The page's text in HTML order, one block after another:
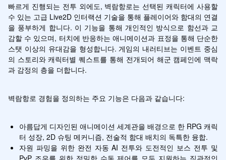
빠르게 진행되는 전투 외에도, 벽람항로는 선택된 캐릭터에 사용할
수 있는 고급 Live2D 인터랙션 기술을 통해 플레이어와 함대의 연결
을 풍부하게 합니다. 이 기능을 통해 개인적인 방식으로 함선과 교
감할 수 있으며, 터치에 반응하는 애니메이션과 표정을 통해 단순한
스탯 이상의 유대감을 형성합니다. 게임의 내러티브는 이벤트 중심
의 스토리와 캐릭터별 퀘스트를 통해 전개되어 해군 캠페인에 맥락
과 감정의 층을 더합니다.
벽람항로 경험을 정의하는 주요 기능은 다음과 같습니다:
아름답게 디자인된 애니메이션 세계관을 배경으로 한 RPG 캐릭
터 성장, 2D 슈팅 메커니즘, 전술적 함대 배치의 독특한 융합.
자원 파밍을 위한 완전 자동 AI 전투와 도전적인 보스 전투 및
PvP 조우를 위한 정밀한 수동 제어를 모두 지원하는 직관적인